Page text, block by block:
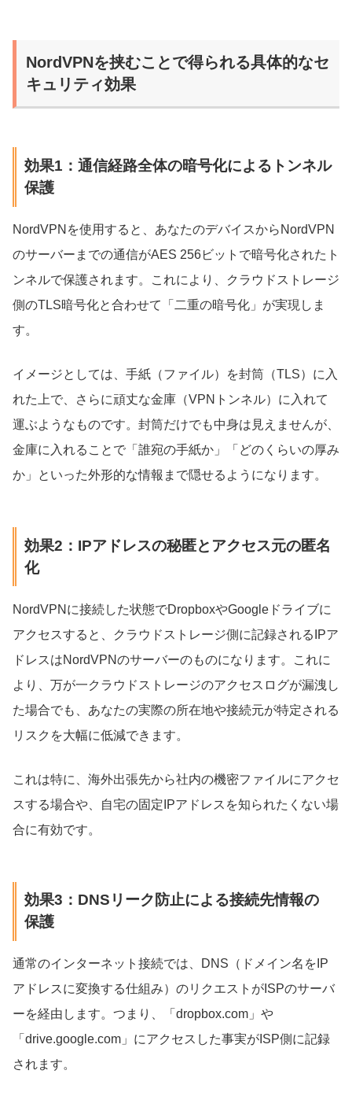
NordVPNを挟むことで得られる具体的なセ
キュリティ効果
効果1：通信経路全体の暗号化によるトンネル
保護
NordVPNを使用すると、あなたのデバイスからNordVPN
のサーバーまでの通信がAES 256ビットで暗号化されたト
ンネルで保護されます。これにより、クラウドストレージ
側のTLS暗号化と合わせて「二重の暗号化」が実現しま
す。
イメージとしては、手紙（ファイル）を封筒（TLS）に入
れた上で、さらに頑丈な金庫（VPNトンネル）に入れて
運ぶようなものです。封筒だけでも中身は見えませんが、
金庫に入れることで「誰宛の手紙か」「どのくらいの厚み
か」といった外形的な情報まで隠せるようになります。
効果2：IPアドレスの秘匿とアクセス元の匿名
化
NordVPNに接続した状態でDropboxやGoogleドライブに
アクセスすると、クラウドストレージ側に記録されるIPア
ドレスはNordVPNのサーバーのものになります。これに
より、万が一クラウドストレージのアクセスログが漏洩し
た場合でも、あなたの実際の所在地や接続元が特定される
リスクを大幅に低減できます。
これは特に、海外出張先から社内の機密ファイルにアクセ
スする場合や、自宅の固定IPアドレスを知られたくない場
合に有効です。
効果3：DNSリーク防止による接続先情報の
保護
通常のインターネット接続では、DNS（ドメイン名をIP
アドレスに変換する仕組み）のリクエストがISPのサーバ
ーを経由します。つまり、「dropbox.com」や
「drive.google.com」にアクセスした事実がISP側に記録
されます。